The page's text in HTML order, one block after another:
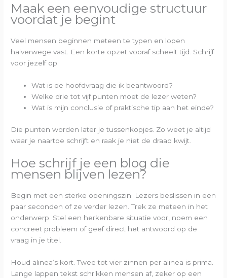
Maak een eenvoudige structuur
voordat je begint
Veel mensen beginnen meteen te typen en lopen
halverwege vast. Een korte opzet vooraf scheelt tijd. Schrijf
voor jezelf op:
Wat is de hoofdvraag die ik beantwoord?
Welke drie tot vijf punten moet de lezer weten?
Wat is mijn conclusie of praktische tip aan het einde?
Die punten worden later je tussenkopjes. Zo weet je altijd
waar je naartoe schrijft en raak je niet de draad kwijt.
Hoe schrijf je een blog die
mensen blijven lezen?
Begin met een sterke openingszin. Lezers beslissen in een
paar seconden of ze verder lezen. Trek ze meteen in het
onderwerp. Stel een herkenbare situatie voor, noem een
concreet probleem of geef direct het antwoord op de
vraag in je titel.
Houd alinea’s kort. Twee tot vier zinnen per alinea is prima.
Lange lappen tekst schrikken mensen af, zeker op een